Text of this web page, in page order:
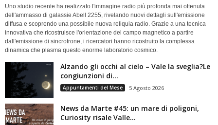
Uno studio recente ha realizzato l'immagine radio più profonda mai ottenuta
dell'ammasso di galassie Abell 2255, rivelando nuovi dettagli sull'emissione
diffusa e scoprendo una possibile nuova reliquia radio. Grazie a una tecnica
innovativa che ricostruisce l'orientazione del campo magnetico a partire
dall'emissione di sincrotrone, i ricercatori hanno ricostruito la complessa
dinamica che plasma questo enorme laboratorio cosmico.
Alzando gli occhi al cielo – Vale la sveglia?Le
congiunzioni di...
Appuntamenti del Mese 5 Agosto 2026
News da Marte #45: un mare di poligoni,
Curiosity risale Valle...